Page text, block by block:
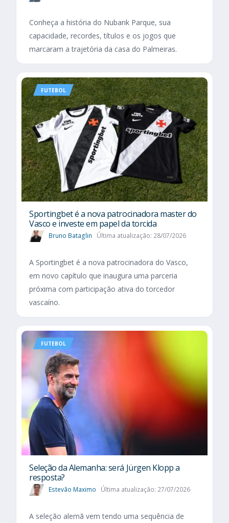
Conheça a história do Nubank Parque, sua
capacidade, recordes, títulos e os jogos que
marcaram a trajetória da casa do Palmeiras.
FUTEBOL
Sportingbet é a nova patrocinadora master do
Vasco e investe em papel da torcida
Bruno Bataglin Última atualização: 28/07/2026
A Sportingbet é a nova patrocinadora do Vasco,
em novo capítulo que inaugura uma parceria
próxima com participação ativa do torcedor
vascaíno.
FUTEBOL
Seleção da Alemanha: será Jürgen Klopp a
resposta?
Estevão Maximo Última atualização: 27/07/2026
A seleção alemã vem tendo uma sequência de